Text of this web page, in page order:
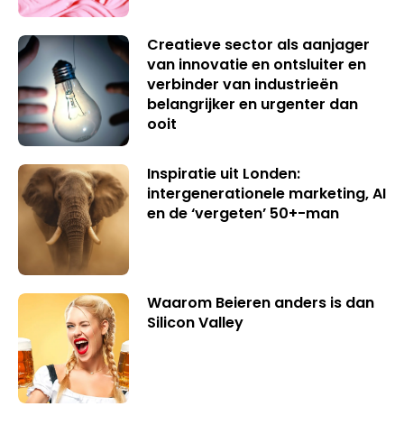
Creatieve sector als aanjager
van innovatie en ontsluiter en
verbinder van industrieën
belangrijker en urgenter dan
ooit
Inspiratie uit Londen:
intergenerationele marketing, AI
en de ‘vergeten’ 50+-man
Waarom Beieren anders is dan
Silicon Valley